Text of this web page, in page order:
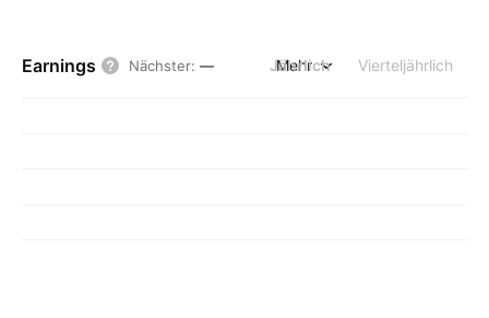
Earnings Nächster: — Jährlich Vierteljährlich
Mehr